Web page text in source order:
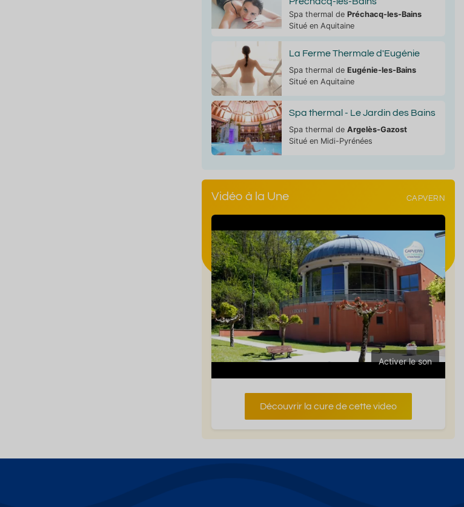
Spa thermal de Préchacq-les-Bains
Situé en Aquitaine
La Ferme Thermale d'Eugénie
Spa thermal de Eugénie-les-Bains
Situé en Aquitaine
Spa thermal - Le Jardin des Bains
Spa thermal de Argelès-Gazost
Situé en Midi-Pyrénées
Vidéo à la Une CAPVERN
Activer le son
Découvrir la cure de cette video